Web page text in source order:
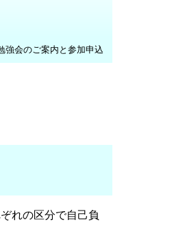
強会のご案内と参加申込
れの区分で自己負